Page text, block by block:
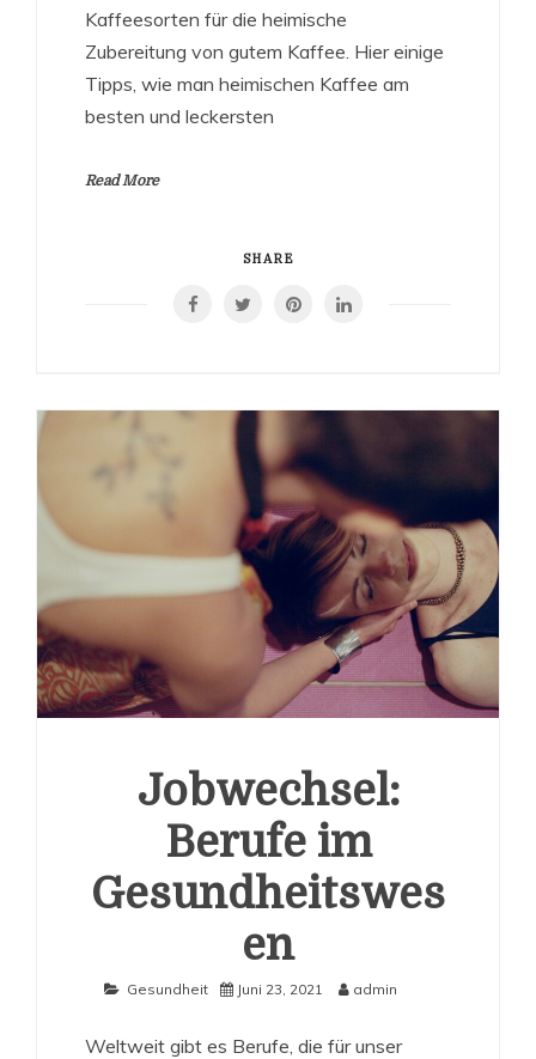
Kaffeesorten für die heimische
Zubereitung von gutem Kaffee. Hier einige
Tipps, wie man heimischen Kaffee am
besten und leckersten
Read More
SHARE
Jobwechsel:
Berufe im
Gesundheitswes
en
Gesundheit Juni 23, 2021 admin
Weltweit gibt es Berufe, die für unser